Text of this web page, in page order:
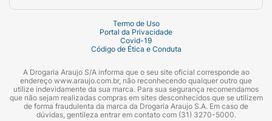
Termo de Uso
Portal da Privacidade
Covid-19
Código de Ética e Conduta
A Drogaria Araujo S/A informa que o seu site oficial corresponde ao
endereço www.araujo.com.br, não reconhecendo qualquer outro que
utilize indevidamente da sua marca. Para sua segurança recomendamos
que não sejam realizadas compras em sites desconhecidos que se utilizem
de forma fraudulenta da marca da Drogaria Araujo S.A. Em caso de
dúvidas, gentileza entrar em contato com (31) 3270-5000.